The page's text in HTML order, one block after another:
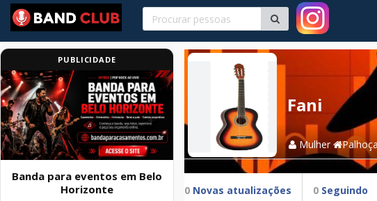
PUBLICIDADE
Banda para eventos em Belo
Horizonte
Fani
Mulher
0 Novas atualizações 0 Seguindo